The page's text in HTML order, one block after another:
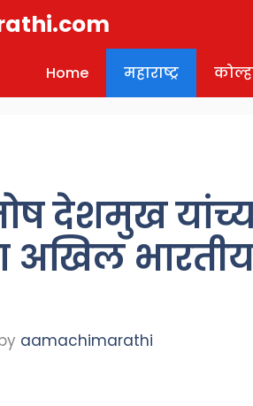
Home महाराष्ट्र
देशमुख
भारतीय
aamachimarathi